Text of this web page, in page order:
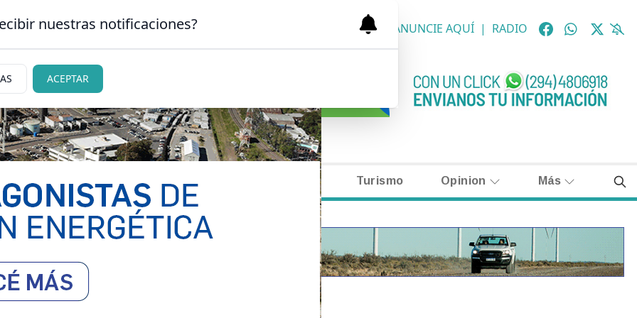
DE BARILOCHE CLASIFICADOS NECROLÓGICAS ANUNCIE AQUÍ | RADIO
Judiciales Turismo Opinion Más
nuestras notificaciones?
ACEPTAR